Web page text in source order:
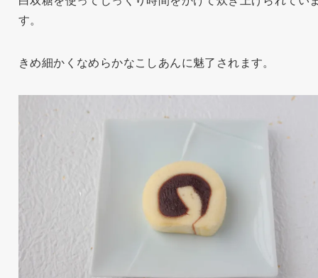
す。
きめ細かくなめらかなこしあんに魅了されます。